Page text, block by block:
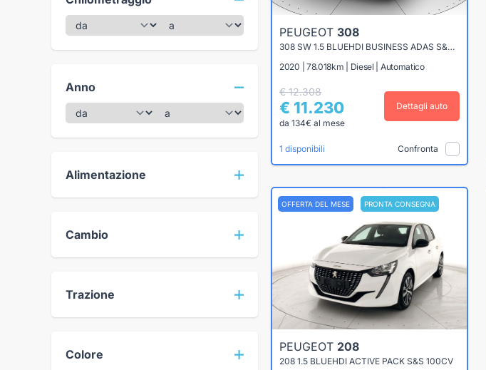
Anno
Alimentazione
Cambio
Trazione
Colore
PEUGEOT 308
308 SW 1.5 BLUEHDI BUSINESS ADAS S&S 130CV EAT8
2020 | 78.018km | Diesel | Automatico
€ 12.308
€ 11.230
da 134€ al mese
Dettagli auto
1 disponibili Confronta
OFFERTA DEL MESE PRONTA CONSEGNA
PEUGEOT 208
208 1.5 BLUEHDI ACTIVE PACK S&S 100CV